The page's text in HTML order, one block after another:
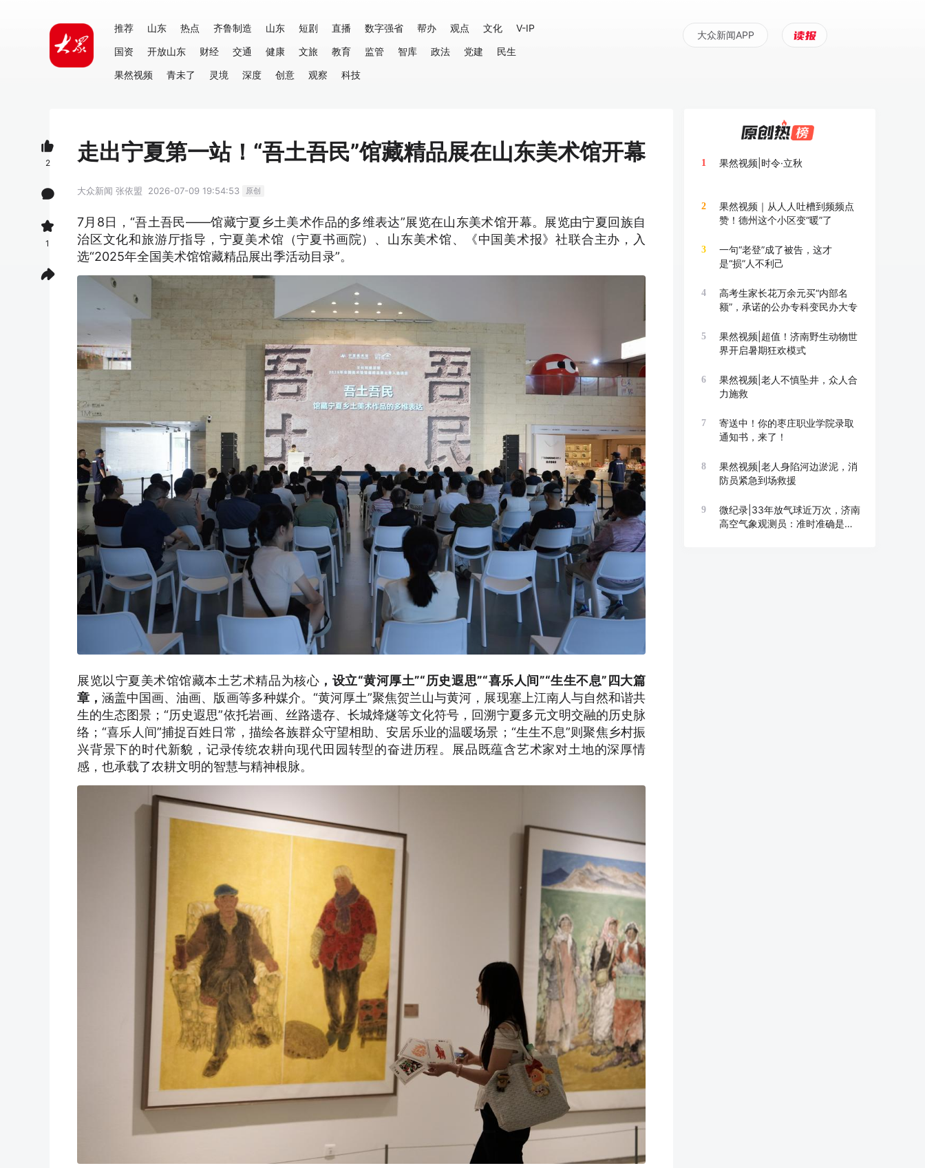
推荐 山东 热点 齐鲁制造 山东 短剧 直播 数字强省 帮办 观点 文化
V-IP
国资
开放山东 财经 交通 健康 文旅 教育 监管 智库 政法 党建
民生
果然视频
青未了 灵境 深度 创意 观察 科技
大众新闻APP
走出宁夏第一站！“吾土吾民”馆藏精品展在山东美术馆开幕
大众新闻 张依盟 2026-07-09 19:54:53 原创
7月8日，“吾土吾民——馆藏宁夏乡土美术作品的多维表达”展览在山东美术馆开幕。展览由宁夏回族自
治区文化和旅游厅指导，宁夏美术馆（宁夏书画院）、山东美术馆、《中国美术报》社联合主办，入
选“2025年全国美术馆馆藏精品展出季活动目录”。
展览以宁夏美术馆馆藏本土艺术精品为核心 ，设立“黄河厚土”“历史遐思”“喜乐人间”“生生不息”四大篇
章，涵盖中国画、油画、版画等多种媒介。“黄河厚土”聚焦贺兰山与黄河，展现塞上江南人与自然和谐共
生的生态图景；“历史遐思”依托岩画、丝路遗存、长城烽燧等文化符号，回溯宁夏多元文明交融的历史脉
络；“喜乐人间”捕捉百姓日常，描绘各族群众守望相助、安居乐业的温暖场景；“生生不息”则聚焦乡村振
兴背景下的时代新貌，记录传统农耕向现代田园转型的奋进历程。展品既蕴含艺术家对土地的深厚情
感，也承载了农耕文明的智慧与精神根脉。
2
1
1 果然视频|时令·立秋
2
果然视频｜从人人吐槽到频频点
赞！德州这个小区变“暖”了
3
一句“老登”成了被告，这才
是“损”人不利己
4
高考生家长花万余元买“内部名
额”，承诺的公办专科变民办大专
5
果然视频|超值！济南野生动物世
界开启暑期狂欢模式
6
果然视频|老人不慎坠井，众人合
力施救
7
寄送中！你的枣庄职业学院录取
通知书，来了！
8
果然视频|老人身陷河边淤泥，消
防员紧急到场救援
9
微纪录|33年放气球近万次，济南
高空气象观测员：准时准确是底